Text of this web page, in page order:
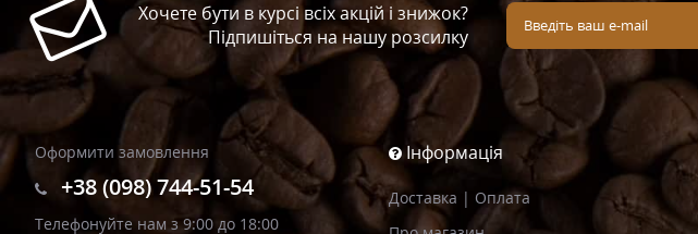
Хочете бути в курсі всіх акцій і знижок?
Підпишіться на нашу розсилку
Оформити замовлення
+38 (098) 744-51-54
Телефонуйте нам з 9:00 до 18:00
Інформація
Доставка | Оплата